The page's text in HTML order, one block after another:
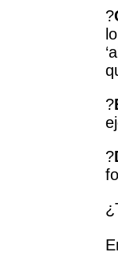
?
?
?